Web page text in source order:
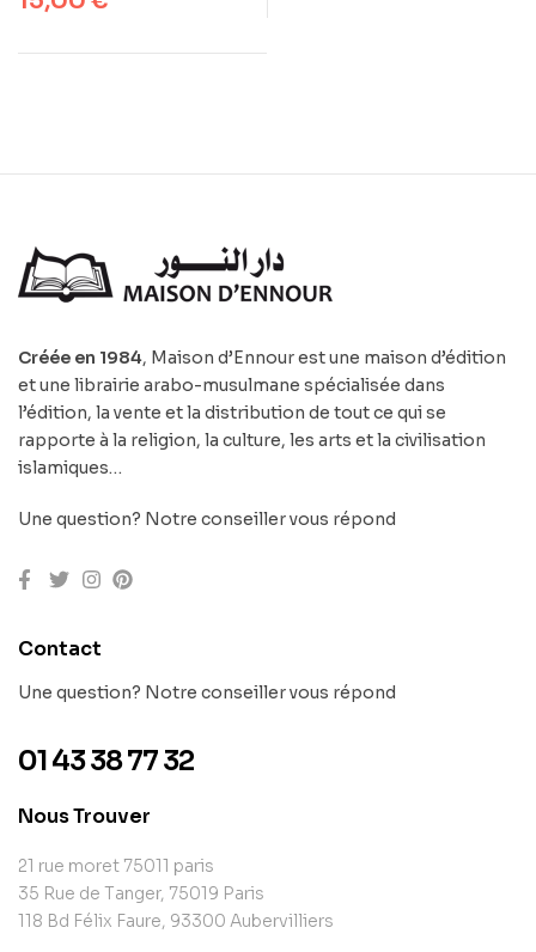
Créée en 1984, Maison d’Ennour est une maison d’édition
et une librairie arabo-musulmane spécialisée dans
l’édition, la vente et la distribution de tout ce qui se
rapporte à la religion, la culture, les arts et la civilisation
islamiques…
Une question? Notre conseiller vous répond
Contact
Une question? Notre conseiller vous répond
01 43 38 77 32
Nous Trouver
21 rue moret 75011 paris
35 Rue de Tanger, 75019 Paris
118 Bd Félix Faure, 93300 Aubervilliers